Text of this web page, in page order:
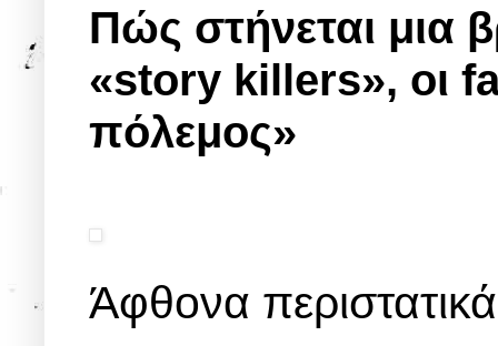
Πώς στήνεται μια
«story killers», οι
πόλεμος»
Άφθονα